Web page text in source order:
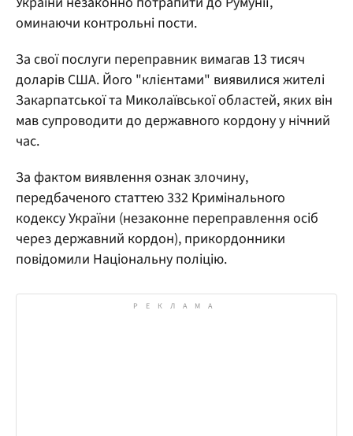
оминаючи контрольні пости.
За свої послуги переправник вимагав 13 тисяч
доларів США. Його "клієнтами" виявилися жителі
Закарпатської та Миколаївської областей, яких він
мав супроводити до державного кордону у нічний
час.
За фактом виявлення ознак злочину,
передбаченого статтею 332 Кримінального
кодексу України (незаконне переправлення осіб
через державний кордон), прикордонники
повідомили Національну поліцію.